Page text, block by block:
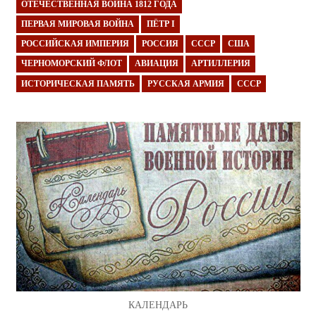
ОТЕЧЕСТВЕННАЯ ВОЙНА 1812 ГОДА
ПЕРВАЯ МИРОВАЯ ВОЙНА ПЁТР I
РОССИЙСКАЯ ИМПЕРИЯ РОССИЯ СССР США
ЧЕРНОМОРСКИЙ ФЛОТ АВИАЦИЯ АРТИЛЛЕРИЯ
ИСТОРИЧЕСКАЯ ПАМЯТЬ РУССКАЯ АРМИЯ СССР
КАЛЕНДАРЬ